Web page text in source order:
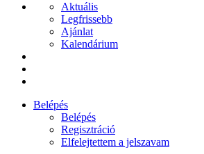
Aktuális
Legfrissebb
Ajánlat
Kalendárium
Belépés
Belépés
Regisztráció
Elfelejtettem a jelszavam